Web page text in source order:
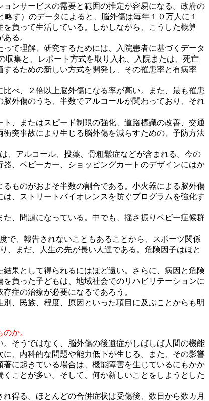
ンサービスの需要と範囲の推定が容易になる。政府の
略す）のデータによると、脳外傷は毎年１０万人に１
負って生活している。しかしながら、こうした概算
る。
て理解、研究するためには、入院患者に基づくデータ
集と、レポート方式を取り入れ、入院または、死亡
るための新しい方式を開発し、その罹患率と有病率
べ、２倍以上脳外傷になる率が高い。また、最も罹患
外傷のうち、半数でアルコールが関わっており、それ
、またはスピード制限の強化、道路標識の改善、交通
突事故により生じる脳外傷を減らすための、予防方法
、アルコール、投薬、骨粗鬆症などが含まれる。今の
、ベビーカー、ショッピングカートのデザインにはか
ものがおよそ半数の割合である。小火器による脳外傷
、ストリートバイオレンスを防ぐプログラムを強化す
、問題になっている。中でも、揺さ振りベビー症候群
で、報告されないこともあることから、スポーツ関係
、まだ、人生の先が長い人達である。危険因子はほと
果として得られるにはほど遠い。さらに、病因と危険
負った子どもは、地域社会でのリハビリテーションに
症の治療が必要になるであろう。
、民族、程度、原因といった項目に及ぶことからも明
か。
そうではなく、脳外傷の後遺症がしばしば人間の機能
、内科的な問題や能力低下が生じる。また、その影響
に起きている場合は、機能障害を生じているにもかか
ことが多い。そして、何か新しいことをしようとした
得る。ほとんどの合併症状は受傷後、数日から数カ月